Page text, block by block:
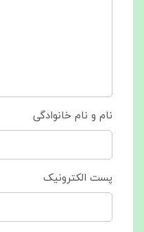
نام و نام خانوادگی
پست الکترونیک